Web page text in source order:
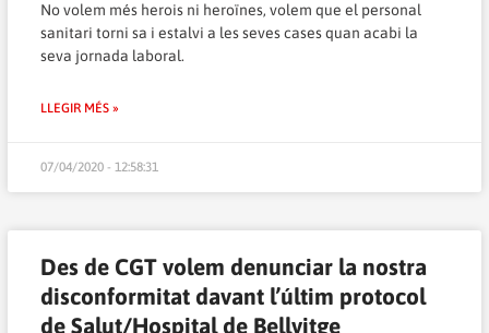
No volem més herois ni heroïnes, volem que el personal
sanitari torni sa i estalvi a les seves cases quan acabi la
seva jornada laboral.
LLEGIR MÉS »
07/04/2020 - 12:58:31
Des de CGT volem denunciar la nostra
disconformitat davant l’últim protocol
de Salut/Hospital de Bellvitge